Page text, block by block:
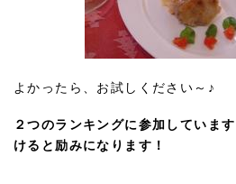
よかったら、お試しください～♪
２つのランキングに参加していま
けると励みになります！